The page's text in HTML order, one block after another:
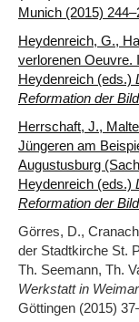
Munich (2015)
Heydenreich, G.,
verlorenen Oeuvre.
Heydenreich (eds.)
Reformation der
Herrschaft, J.,
Jüngeren am
Augustusburg
Heydenreich (eds.)
Reformation der
Görres, D.,
der Stadtkirche St.
Th. Seemann, Th.
Werkstatt in Weimar
Göttingen (2015)